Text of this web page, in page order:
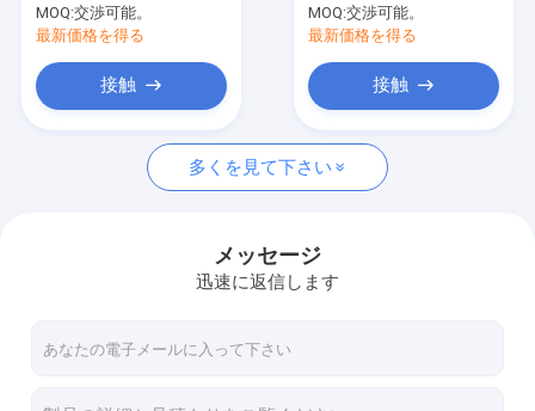
ニュース
事件
引金 を 求め て ください
電気ヘア・カーラー
MOQ:交渉可能。
最新価格を得る
接触
MOQ:交渉可能。
最新価格を得る
接触
多くを見て下さい
メッセージ
迅速に返信します